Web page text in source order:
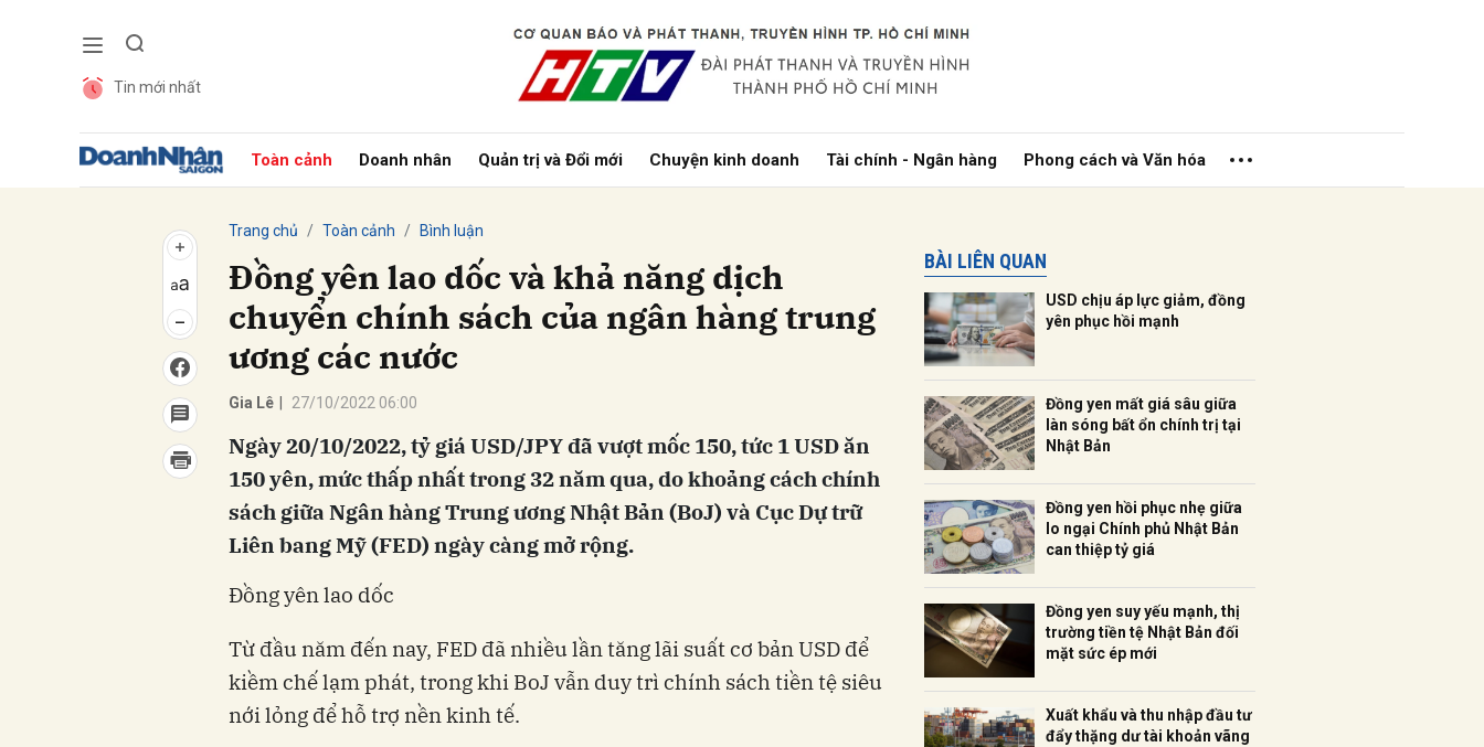
Tin mới nhất
Toàn cảnh Doanh nhân Quản trị và Đổi mới Chuyện kinh doanh Tài chính - Ngân hàng Phong cách và Văn hóa
Trang chủ Toàn cảnh Bình luận
Đồng yên lao dốc và khả năng dịch
chuyển chính sách của ngân hàng trung
ương các nước
Gia Lê 27/10/2022 06:00
Ngày 20/10/2022, tỷ giá USD/JPY đã vượt mốc 150, tức 1 USD ăn
150 yên, mức thấp nhất trong 32 năm qua, do khoảng cách chính
sách giữa Ngân hàng Trung ương Nhật Bản (BoJ) và Cục Dự trữ
Liên bang Mỹ (FED) ngày càng mở rộng.
Đồng yên lao dốc
Từ đầu năm đến nay, FED đã nhiều lần tăng lãi suất cơ bản USD để
kiềm chế lạm phát, trong khi BoJ vẫn duy trì chính sách tiền tệ siêu
nới lỏng để hỗ trợ nền kinh tế.
BÀI LIÊN QUAN
USD chịu áp lực giảm, đồng
yên phục hồi mạnh
Đồng yen mất giá sâu giữa
làn sóng bất ổn chính trị tại
Nhật Bản
Đồng yen hồi phục nhẹ giữa
lo ngại Chính phủ Nhật Bản
can thiệp tỷ giá
Đồng yen suy yếu mạnh, thị
trường tiền tệ Nhật Bản đối
mặt sức ép mới
Xuất khẩu và thu nhập đầu tư
đẩy thặng dư tài khoản vãng
Gửi